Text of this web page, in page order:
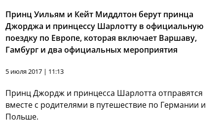
Принц Уильям и Кейт Миддлтон берут принца
Джорджа и принцессу Шарлотту в официальную
поездку по Европе, которая включает Варшаву,
Гамбург и два официальных мероприятия
5 июля 2017 | 11:13
Принц Джордж и принцесса Шарлотта отправятся
вместе с родителями в путешествие по Германии и
Польше.